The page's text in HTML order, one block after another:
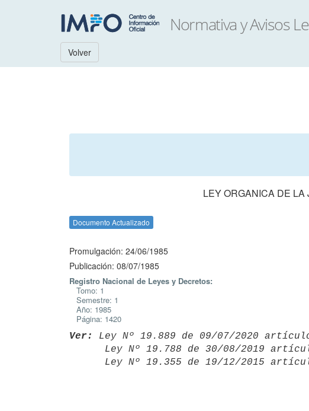
Volver
LEY ORGANICA DE LA
Documento Actualizado
Promulgación: 24/06/1985
Publicación: 08/07/1985
Registro Nacional de Leyes y Decretos:
Tomo: 1
Semestre: 1
Año: 1985
Página: 1420
Ver: Ley Nº 19.889 de 09/07/2020
Ley Nº 19.788 de 30/08/2019
Ley Nº 19.355 de 19/12/2015